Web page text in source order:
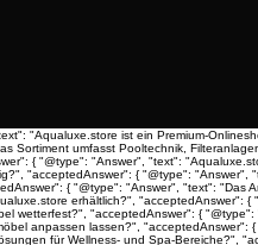
"Aqualuxe.store ist ein Premium-
umfasst Pooltechnik,
{ "@type": "Answer", "text":
"acceptedAnswer": { "@type":
{ "@type": "Answer", "text": "Das
erhältlich?", "acceptedAnswer":
wetterfest?", "acceptedAnswer": {
anpassen lassen?", "acceptedAnswer":
für Wellness- und Spa-Bereiche?",